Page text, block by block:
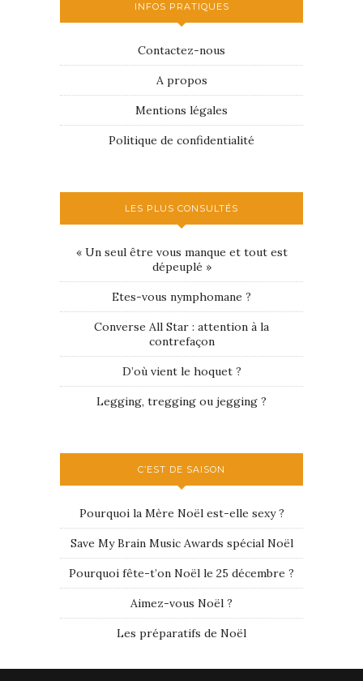
INFOS PRATIQUES
Contactez-nous
A propos
Mentions légales
Politique de confidentialité
LES PLUS CONSULTÉS
« Un seul être vous manque et tout est
dépeuplé »
Etes-vous nymphomane ?
Converse All Star : attention à la
contrefaçon
D’où vient le hoquet ?
Legging, tregging ou jegging ?
C’EST DE SAISON
Pourquoi la Mère Noël est-elle sexy ?
Save My Brain Music Awards spécial Noël
Pourquoi fête-t’on Noël le 25 décembre ?
Aimez-vous Noël ?
Les préparatifs de Noël